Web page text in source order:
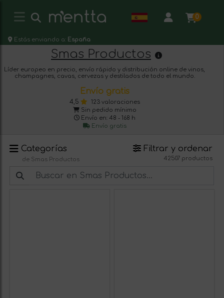
0
Estás enviando a: España
Smas Productos
Líder europeo en precio, envío rápido y distribución online de vinos,
champagnes, cavas, cervezas y destilados de todo el mundo.
Envío gratis
4,5
123 valoraciones
Sin pedido mínimo
Envío en: 48 - 168 h
Envío gratis
Categorías
de Smas Productos
Filtrar y ordenar
42507 productos